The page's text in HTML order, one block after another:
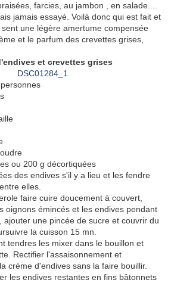
farcies, au jambon , en salade....
jamais essayé. Voilà donc qui est fait et
une légère amertume compensée
et le parfum des crevettes grises,
et crevettes grises
ou 200 g décortiquées
des endives s'il y a lieu et les fendre
elles.
faire cuire doucement à couvert,
oignons émincés et les endives pendant
ajouter une pincée de sucre et couvrir du
la cuisson 15 mn.
tendres les mixer dans le bouillon et
Rectifier l'assaisonnement et
crème d'endives sans la faire bouillir.
les endives restantes en fins bâtonnets